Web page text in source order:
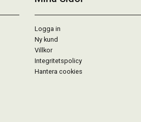
Logga in
Ny kund
Villkor
Integritetspolicy
Hantera cookies